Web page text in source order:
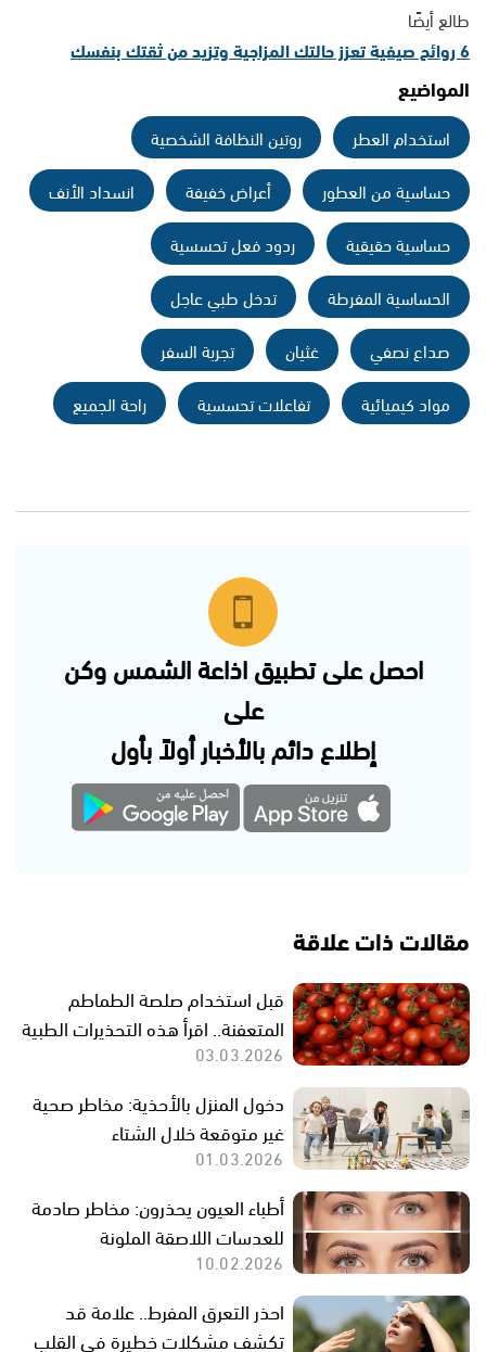
طالع أيضًا
6 روائح صيفية تعزز حالتك المزاجية وتزيد من ثقتك بنفسك
المواضيع
استخدام العطر
روتين النظافة الشخصية
حساسية من العطور
أعراض خفيفة
انسداد الأنف
حساسية حقيقية
ردود فعل تحسسية
الحساسية المفرطة
تدخل طبي عاجل
صداع نصفي
غثيان
تجربة السفر
مواد كيميائية
تفاعلات تحسسية راحة الجميع
احصل على تطبيق اذاعة الشمس وكن
على
إطلاع دائم بالأخبار أولاً بأول
مقالات ذات علاقة
قبل استخدام صلصة الطماطم
المتعفنة.. اقرأ هذه التحذيرات الطبية
03.03.2026
دخول المنزل بالأحذية: مخاطر صحية
غير متوقعة خلال الشتاء
01.03.2026
أطباء العيون يحذرون: مخاطر صادمة
للعدسات اللاصقة الملونة
10.02.2026
احذر التعرق المفرط.. علامة قد
تكشف مشكلات خطيرة في القلب